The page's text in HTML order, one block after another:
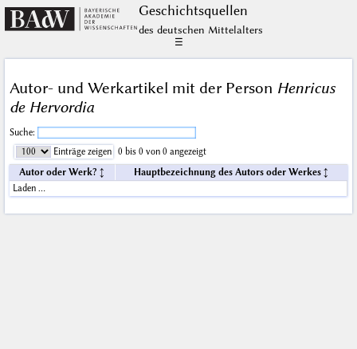
Geschichts­quellen
des deutschen Mittelalters
☰
Autor- und Werkartikel mit der Person Henricus
de Hervordia
Suche:
Einträge zeigen
0 bis 0 von 0 angezeigt
Autor oder Werk?
Hauptbezeichnung des Autors oder Werkes
Laden …